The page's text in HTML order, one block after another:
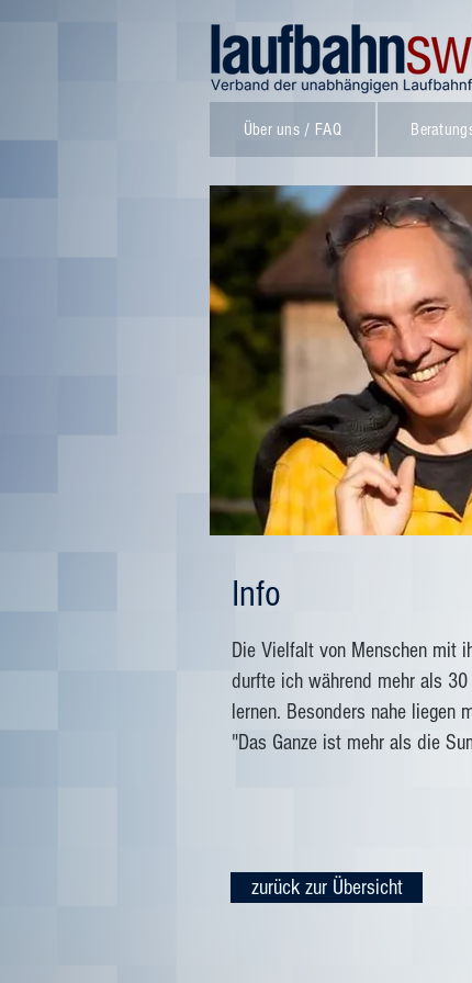
Über uns / FAQ
Info
Die Vielfalt von Menschen mit
durfte ich während mehr als 30
lernen. Besonders nahe liegen
"Das Ganze ist mehr als die
zurück zur Übersicht